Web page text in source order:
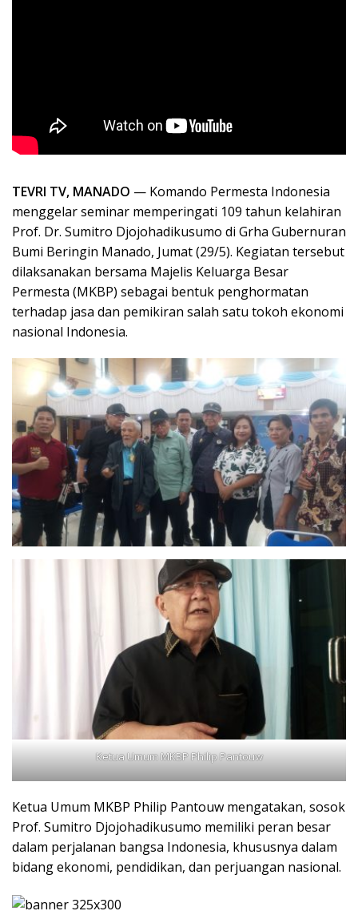
TEVRI TV, MANADO — Komando Permesta Indonesia
menggelar seminar memperingati 109 tahun kelahiran
Prof. Dr. Sumitro Djojohadikusumo di Grha Gubernuran
Bumi Beringin Manado, Jumat (29/5). Kegiatan tersebut
dilaksanakan bersama Majelis Keluarga Besar
Permesta (MKBP) sebagai bentuk penghormatan
terhadap jasa dan pemikiran salah satu tokoh ekonomi
nasional Indonesia.
‎Ketua Umum MKBP Philip Pantouw
‎Ketua Umum MKBP Philip Pantouw mengatakan, sosok
Prof. Sumitro Djojohadikusumo memiliki peran besar
dalam perjalanan bangsa Indonesia, khususnya dalam
bidang ekonomi, pendidikan, dan perjuangan nasional.